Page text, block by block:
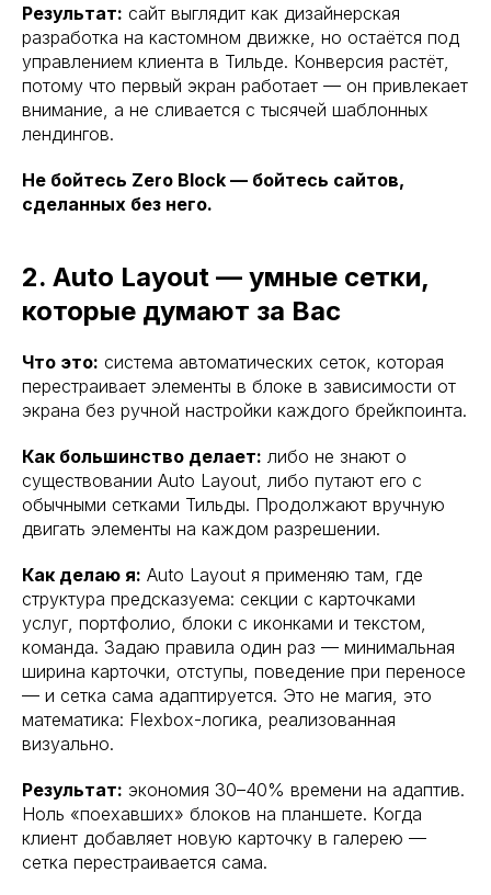
Результат: сайт выглядит как дизайнерская
разработка на кастомном движке, но остаётся под
управлением клиента в Тильде. Конверсия растёт,
потому что первый экран работает — он привлекает
внимание, а не сливается с тысячей шаблонных
лендингов.
Не бойтесь Zero Block — бойтесь сайтов,
сделанных без него.
2. Auto Layout — умные сетки,
которые думают за Вас
Что это: система автоматических сеток, которая
перестраивает элементы в блоке в зависимости от
экрана без ручной настройки каждого брейкпоинта.
Как большинство делает: либо не знают о
существовании Auto Layout, либо путают его с
обычными сетками Тильды. Продолжают вручную
двигать элементы на каждом разрешении.
Как делаю я: Auto Layout я применяю там, где
структура предсказуема: секции с карточками
услуг, портфолио, блоки с иконками и текстом,
команда. Задаю правила один раз — минимальная
ширина карточки, отступы, поведение при переносе
— и сетка сама адаптируется. Это не магия, это
математика: Flexbox-логика, реализованная
визуально.
Результат: экономия 30–40% времени на адаптив.
Ноль «поехавших» блоков на планшете. Когда
клиент добавляет новую карточку в галерею —
сетка перестраивается сама.